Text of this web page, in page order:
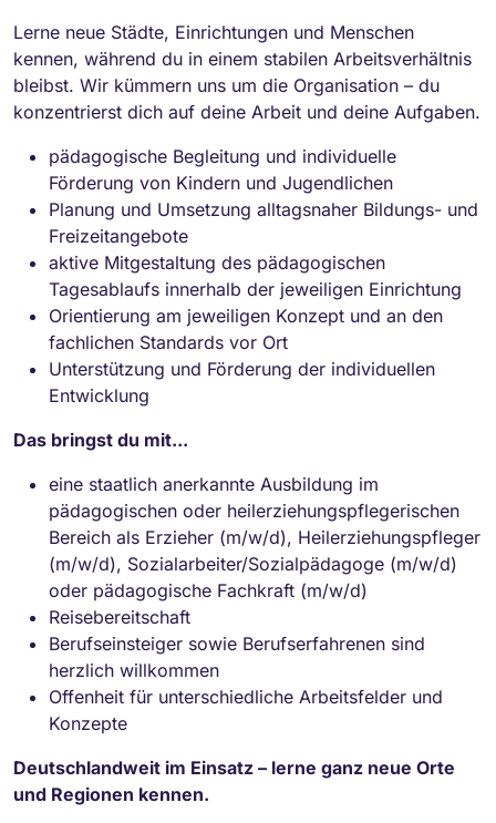
Lerne neue Städte, Einrichtungen und Menschen
kennen, während du in einem stabilen Arbeitsverhältnis
bleibst. Wir kümmern uns um die Organisation – du
konzentrierst dich auf deine Arbeit und deine Aufgaben.
pädagogische Begleitung und individuelle
Förderung von Kindern und Jugendlichen
Planung und Umsetzung alltagsnaher Bildungs- und
Freizeitangebote
aktive Mitgestaltung des pädagogischen
Tagesablaufs innerhalb der jeweiligen Einrichtung
Orientierung am jeweiligen Konzept und an den
fachlichen Standards vor Ort
Unterstützung und Förderung der individuellen
Entwicklung
Das bringst du mit...
eine staatlich anerkannte Ausbildung im
pädagogischen oder heilerziehungspflegerischen
Bereich als Erzieher (m/w/d), Heilerziehungspfleger
(m/w/d), Sozialarbeiter/Sozialpädagoge (m/w/d)
oder pädagogische Fachkraft (m/w/d)
Reisebereitschaft
Berufseinsteiger sowie Berufserfahrenen sind
herzlich willkommen
Offenheit für unterschiedliche Arbeitsfelder und
Konzepte
Deutschlandweit im Einsatz – lerne ganz neue Orte
und Regionen kennen.